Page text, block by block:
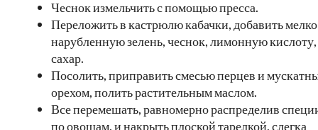
Чеснок измельчить с помощью пресса.
Переложить в кастрюлю кабачки, добавить мелко
нарубленную зелень, чеснок, лимонную кислоту,
сахар.
Посолить, приправить смесью перцев и
орехом, полить растительным маслом.
Все перемешать, равномерно распределив
по овощам, и накрыть плоской тарелкой, слегка